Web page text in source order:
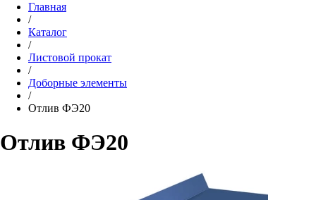
Главная
/
Каталог
/
Листовой прокат
/
Доборные элементы
/
Отлив ФЭ20
Отлив ФЭ20